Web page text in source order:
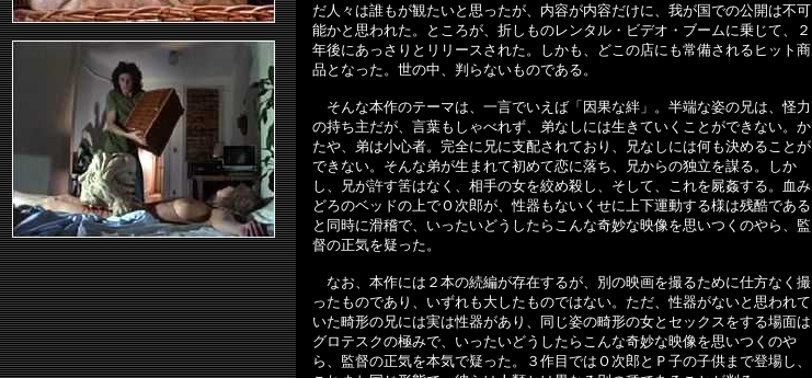
だ人々は誰もが観たいと思ったが、内容が内容だけに、我が国での公開は不可
能かと思われた。ところが、折しものレンタル・ビデオ・ブームに乗じて、２
年後にあっさりとリリースされた。しかも、どこの店にも常備されるヒット商
品となった。世の中、判らないものである。
そんな本作のテーマは、一言でいえば「因果な絆」。半端な姿の兄は、怪力
の持ち主だが、言葉もしゃべれず、弟なしには生きていくことができない。か
たや、弟は小心者。完全に兄に支配されており、兄なしには何も決めることが
できない。そんな弟が生まれて初めて恋に落ち、兄からの独立を謀る。しか
し、兄が許す筈はなく、相手の女を絞め殺し、そして、これを屍姦する。血み
どろのベッドの上でＯ次郎が、性器もないくせに上下運動する様は残酷である
と同時に滑稽で、いったいどうしたらこんな奇妙な映像を思いつくのやら、監
督の正気を疑った。
なお、本作には２本の続編が存在するが、別の映画を撮るために仕方なく撮
ったものであり、いずれも大したものではない。ただ、性器がないと思われて
いた畸形の兄には実は性器があり、同じ姿の畸形の女とセックスをする場面は
グロテスクの極みで、いったいどうしたらこんな奇妙な映像を思いつくのや
ら、監督の正気を本気で疑った。３作目ではＯ次郎とＰ子の子供まで登場し、